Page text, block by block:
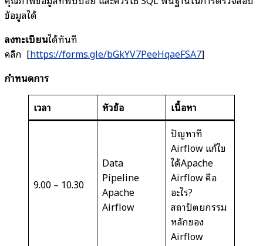
ข้อมูลได้
ลงทะเบียนได้ทันที
คลิก [https://forms.gle/bGkYV7PeeHqaeFSA7]
กำหนดการ
เวลา
หัวข้อ เนื้อหา
9.00 – 10.30
Data
Pipeline
Apache
Airflow
ปัญหาที่
Airflow แก้ไข
ได้Apache
Airflow คือ
อะไร?
สถาปัตยกรรม
หลักของ
Airflow